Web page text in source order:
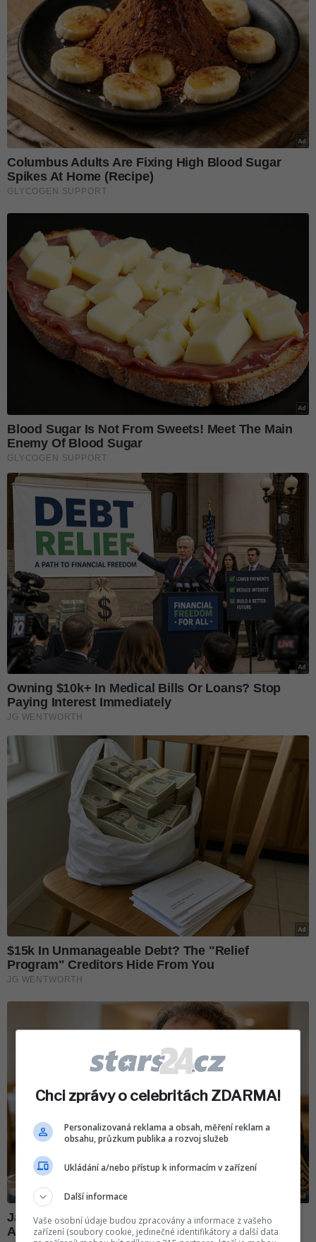
Chci zprávy o celebritách ZDARMA!
Personalizovaná reklama a obsah, měření reklam a
obsahu, průzkum publika a rozvoj služeb
Ukládání a/nebo přístup k informacím v zařízení
Další informace
Vaše osobní údaje budou zpracovány a informace z vašeho
zařízení (soubory cookie, jedinečné identifikátory a další data